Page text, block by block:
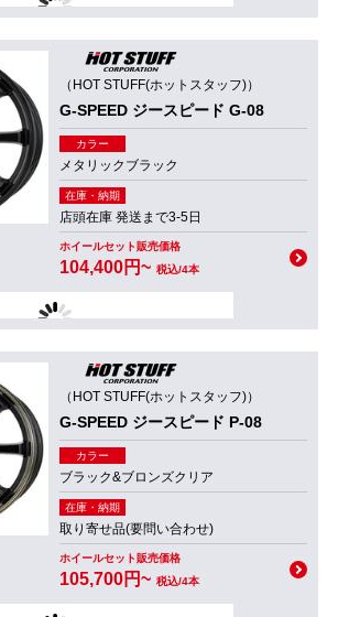
（HOT STUFF(ホットスタッフ)）
G-SPEED ジースピード G-08
カラー
メタリックブラック
在庫・納期
店頭在庫 発送まで3-5日
ホイールセット販売価格
104,400円~ 税込/4本
（HOT STUFF(ホットスタッフ)）
G-SPEED ジースピード P-08
カラー
ブラック&ブロンズクリア
在庫・納期
取り寄せ品(要問い合わせ)
ホイールセット販売価格
105,700円~ 税込/4本